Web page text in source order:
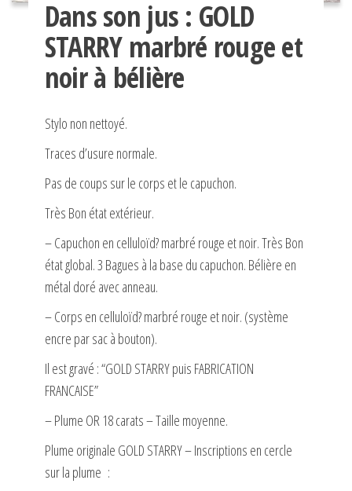
Dans son jus : GOLD
STARRY marbré rouge et
noir à bélière
Stylo non nettoyé.
Traces d’usure normale.
Pas de coups sur le corps et le capuchon.
Très Bon état extérieur.
– Capuchon en celluloïd? marbré rouge et noir. Très Bon
état global. 3 Bagues à la base du capuchon. Bélière en
métal doré avec anneau.
– Corps en celluloïd? marbré rouge et noir. (système
encre par sac à bouton).
Il est gravé : “GOLD STARRY puis FABRICATION
FRANCAISE”
– Plume OR 18 carats – Taille moyenne.
Plume originale GOLD STARRY – Inscriptions en cercle
sur la plume :